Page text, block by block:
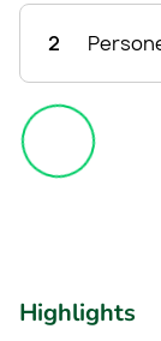
2
Highlights